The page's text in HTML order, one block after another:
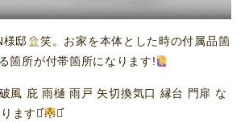
様邸
笑。お家を本体とした時の付属品箇
箇所が付帯箇所になります!
風 庇 雨樋 雨戸 矢切換気口 縁台 門扉 な
ます⋆͛
⋆͛